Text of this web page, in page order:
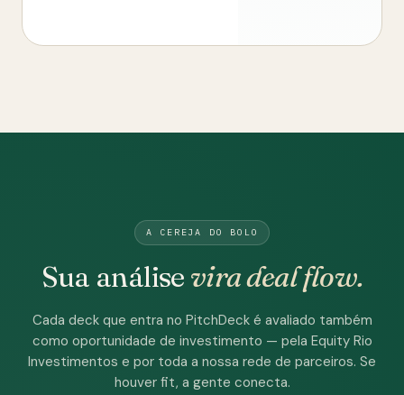
A CEREJA DO BOLO
Sua análise vira deal flow.
Cada deck que entra no PitchDeck é avaliado também
como oportunidade de investimento — pela Equity Rio
Investimentos e por toda a nossa rede de parceiros. Se
houver fit, a gente conecta.